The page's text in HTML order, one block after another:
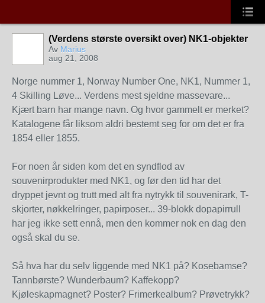
(Verdens største oversikt over) NK1-objekter
Av Marius
aug 21, 2008
Norge nummer 1, Norway Number One, NK1, Nummer 1,
4 Skilling Løve... Verdens mest sjeldne massevare...
Kjært barn har mange navn. Og hvor gammelt er merket?
Katalogene får liksom aldri bestemt seg for om det er fra
1854 eller 1855.
For noen år siden kom det en syndflod av
souvenirprodukter med NK1, og før den tid har det
dryppet jevnt og trutt med alt fra nytrykk til souvenirark, T-
skjorter, nøkkelringer, papirposer... 39-blokk dopapirrull
har jeg ikke sett ennå, men den kommer nok en dag den
også skal du se.
Så hva har du selv liggende med NK1 på? Kosebamse?
Tannbørste? Wunderbaum? Kaffekopp?
Kjøleskapmagnet? Poster? Frimerkealbum? Prøvetrykk?